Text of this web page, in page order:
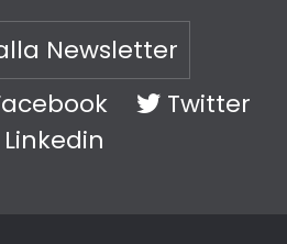
Newsletter
Twitter
Linkedin